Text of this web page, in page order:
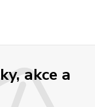
akce a